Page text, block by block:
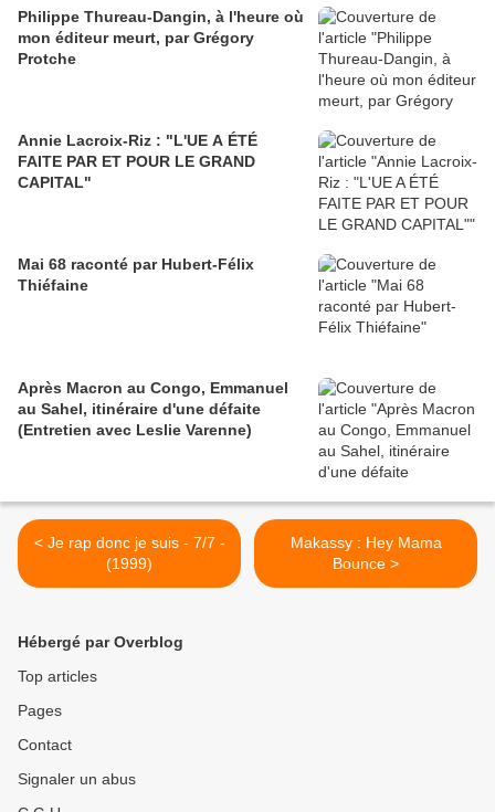
Philippe Thureau-Dangin, à l'heure où
mon éditeur meurt, par Grégory
Protche
Annie Lacroix-Riz : "L'UE A ÉTÉ
FAITE PAR ET POUR LE GRAND
CAPITAL"
Mai 68 raconté par Hubert-Félix
Thiéfaine
Après Macron au Congo, Emmanuel
au Sahel, itinéraire d'une défaite
(Entretien avec Leslie Varenne)
< Je rap donc je suis - 7/7 -
(1999)
Makassy : Hey Mama
Bounce >
Hébergé par Overblog
Top articles
Pages
Contact
Signaler un abus